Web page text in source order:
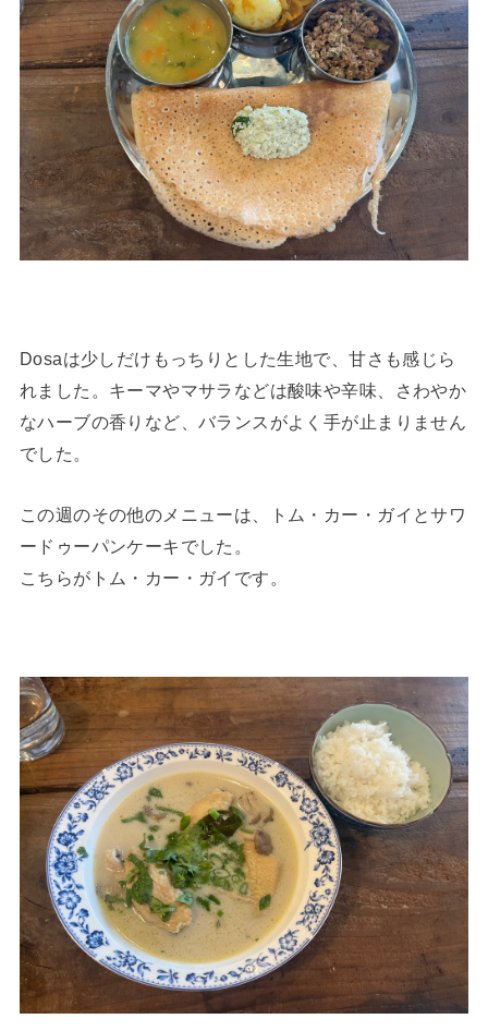
Dosaは少しだけもっちりとした生地で、甘さも感じら
れました。キーマやマサラなどは酸味や辛味、さわやか
なハーブの香りなど、バランスがよく手が止まりません
でした。
この週のその他のメニューは、トム・カー・ガイとサワ
ードゥーパンケーキでした。
こちらがトム・カー・ガイです。